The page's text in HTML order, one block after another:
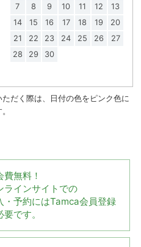
7
8 9 10 11 12
13
14
15 16 17 18 19
20
21
22 23 24 25 26
27
28
29 30
だく際は、日付の色をピンク色に
費無料！
ラインサイトでの
・予約にはTamca会員登録
要です。